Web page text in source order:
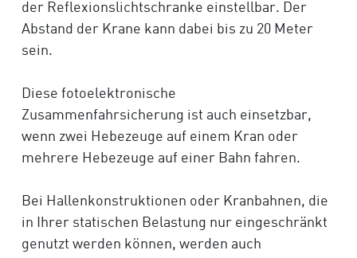
der Reflexionslichtschranke einstellbar. Der
Abstand der Krane kann dabei bis zu 20 Meter
sein.
Diese fotoelektronische
Zusammenfahrsicherung ist auch einsetzbar,
wenn zwei Hebezeuge auf einem Kran oder
mehrere Hebezeuge auf einer Bahn fahren.
Bei Hallenkonstruktionen oder Kranbahnen, die
in Ihrer statischen Belastung nur eingeschränkt
genutzt werden können, werden auch